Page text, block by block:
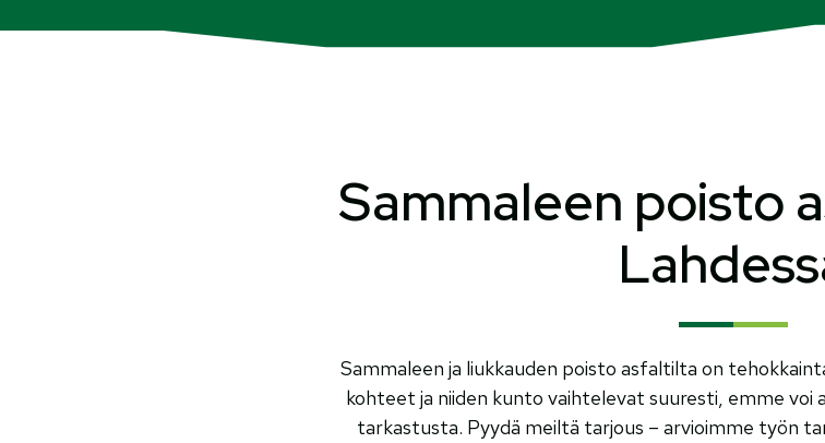
Sammaleen poisto
Sammaleen ja liukkauden poisto asfaltilta on
kohteet ja niiden kunto vaihtelevat suuresti, emme voi
tarkastusta. Pyydä meiltä tarjous – arvioimme työn